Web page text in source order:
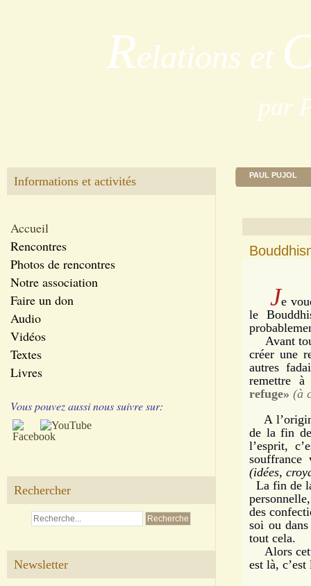
Relations et
par
Informations et activités
Accueil
Rencontres
Photos de rencontres
Notre association
Faire un don
Audio
Vidéos
Textes
Livres
Vous pouvez aussi nous suivre sur:
Rechercher
Newsletter
PAUL PUJOL
Je
le
Avant
créer une
autres
remettre
refuge» (à
A
de la fin
l’esprit,
souffrance
(idées,
La fin de
des
soi ou
tout cela.
Alors
est là,